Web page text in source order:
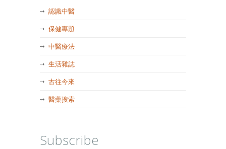
認識中醫
保健專題
中醫療法
生活雜誌
古往今來
醫藥搜索
Subscribe